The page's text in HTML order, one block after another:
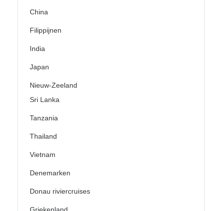
China
Filippijnen
India
Japan
Nieuw-Zeeland
Sri Lanka
Tanzania
Thailand
Vietnam
Denemarken
Donau riviercruises